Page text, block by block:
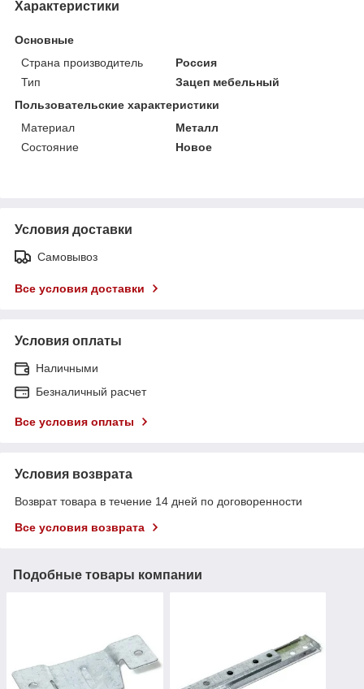
Характеристики
Основные
Страна производитель
Россия
Тип
Зацеп мебельный
Пользовательские характеристики
Материал
Металл
Состояние
Новое
Условия доставки
Самовывоз
Все условия доставки
Условия оплаты
Наличными
Безналичный расчет
Все условия оплаты
Условия возврата
Возврат товара в течение 14 дней по договоренности
Все условия возврата
Подобные товары компании